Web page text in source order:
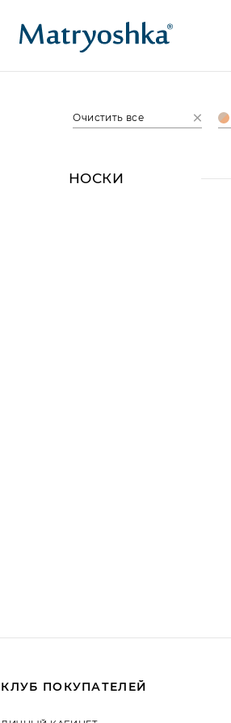
Очистить все
НОСКИ
КЛУБ ПОКУПАТЕЛЕЙ